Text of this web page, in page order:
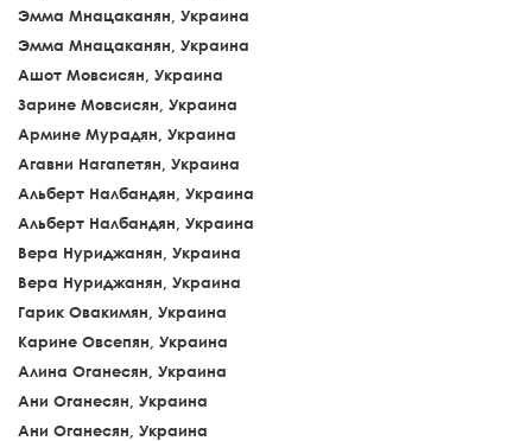
Эмма Мнацаканян, Украина
Эмма Мнацаканян, Украина
Ашот Мовсисян, Украина
Зарине Мовсисян, Украина
Армине Мурадян, Украина
Агавни Нагапетян, Украина
Альберт Налбандян, Украина
Альберт Налбандян, Украина
Вера Нуриджанян, Украина
Вера Нуриджанян, Украина
Гарик Овакимян, Украина
Карине Овсепян, Украина
Алина Оганесян, Украина
Ани Оганесян, Украина
Ани Оганесян, Украина